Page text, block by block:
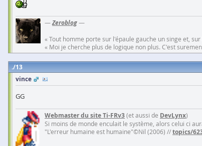
—Zeroblog—
« Tout homme porte sur l'épaule gauche un singe et,
« Moi je cherche plus de logique non plus. C'est
13
vince
GG
Webmaster du site Ti-FRv3(et aussi de DevLynx)
Si moins de monde enculait le système, alors celui ci
"L'erreur humaine est humaine"©Nil (2006) //topics/